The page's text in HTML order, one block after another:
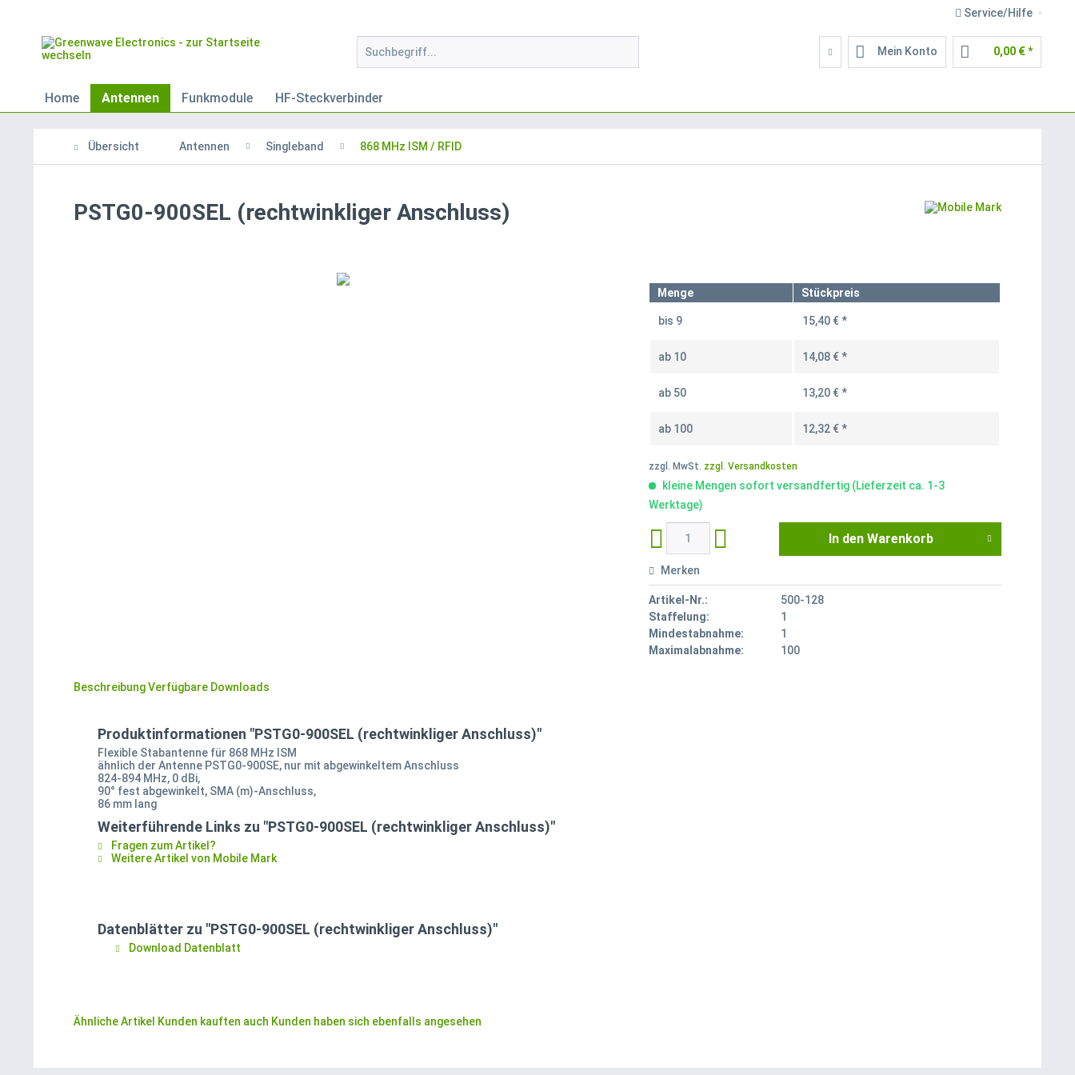
Service/Hilfe
Mein Konto 0,00 € *
Home Antennen Funkmodule HF-Steckverbinder
Übersicht Antennen Singleband 868 MHz ISM / RFID
PSTG0-900SEL (rechtwinkliger Anschluss)
Menge Stückpreis
bis 9 15,40 € *
ab 10 14,08 € *
ab 50 13,20 € *
ab 100 12,32 € *
zzgl. MwSt. zzgl. Versandkosten
kleine Mengen sofort versandfertig (Lieferzeit ca. 1-3
Werktage)
In den Warenkorb
Merken
Artikel-Nr.:
500-128
Staffelung:
1
Mindestabnahme:
1
Maximalabnahme:
100
BeschreibungVerfügbare Downloads
Produktinformationen "PSTG0-900SEL (rechtwinkliger Anschluss)"
Flexible Stabantenne für 868 MHz ISM
ähnlich der Antenne PSTG0-900SE, nur mit abgewinkeltem Anschluss
824-894 MHz, 0 dBi,
90° fest abgewinkelt, SMA (m)-Anschluss,
86 mm lang
Weiterführende Links zu "PSTG0-900SEL (rechtwinkliger Anschluss)"
Fragen zum Artikel?
Weitere Artikel von Mobile Mark
Datenblätter zu "PSTG0-900SEL (rechtwinkliger Anschluss)"
Download Datenblatt
Ähnliche Artikel Kunden kauften auch Kunden haben sich ebenfalls angesehen